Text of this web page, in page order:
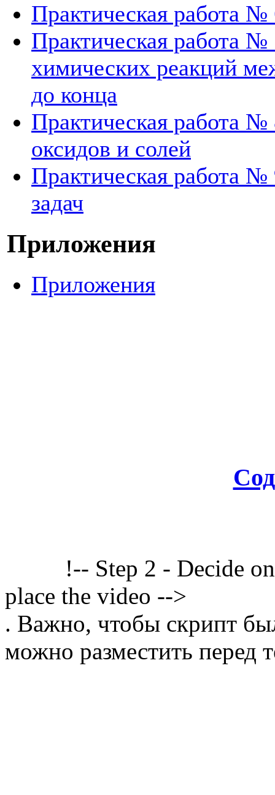
Практическая работа
Практическая работа №
химических реакций
до конца
Практическая работа №
оксидов и солей
Практическая работа
задач
Приложения
Приложения
!-- Step 2 - Decide
place the video -->
. Важно, чтобы скрипт
можно разместить перед